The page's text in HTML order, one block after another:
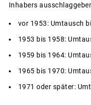
Inhabers
vor 1953: Umtausch
1953 bis 1958:
1959 bis 1964:
1965 bis 1970:
1971 oder später: